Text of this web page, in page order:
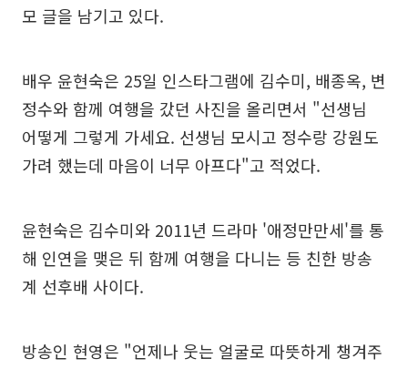
모 글을 남기고 있다.
배우 윤현숙은 25일 인스타그램에 김수미, 배종옥, 변
정수와 함께 여행을 갔던 사진을 올리면서 "선생님
어떻게 그렇게 가세요. 선생님 모시고 정수랑 강원도
가려 했는데 마음이 너무 아프다"고 적었다.
윤현숙은 김수미와 2011년 드라마 '애정만만세'를 통
해 인연을 맺은 뒤 함께 여행을 다니는 등 친한 방송
계 선후배 사이다.
방송인 현영은 "언제나 웃는 얼굴로 따뜻하게 챙겨주